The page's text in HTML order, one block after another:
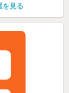
を見る